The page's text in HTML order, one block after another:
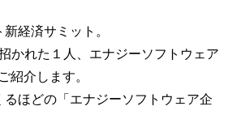
経済サミット。
かれた１人、エナジーソフトウェア
紹介します。
ほどの「エナジーソフトウェア企